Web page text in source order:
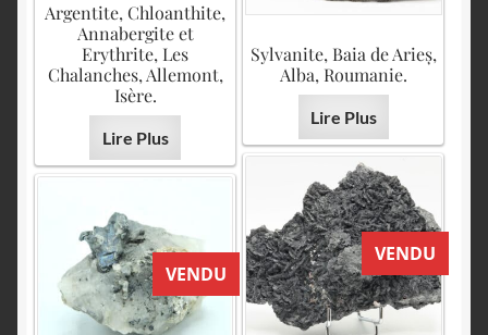
Argentite, Chloanthite,
Annabergite et
Erythrite, Les
Chalanches, Allemont,
Isère.
Lire Plus
Sylvanite, Baia de Arieș,
Alba, Roumanie.
Lire Plus
VENDU
VENDU